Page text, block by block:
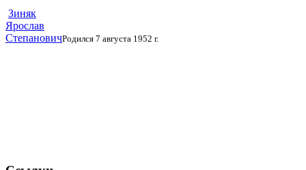
Зиняк
Ярослав
СтепановичРодился 7 августа 1952 г.